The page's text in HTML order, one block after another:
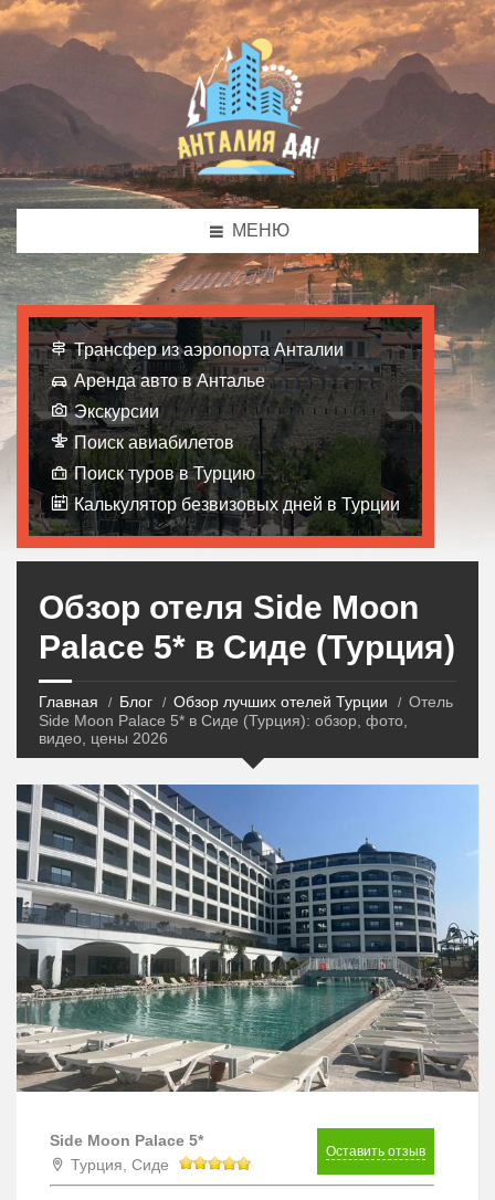
МЕНЮ
Трансфер из аэропорта Анталии
Аренда авто в Анталье
Экскурсии
Поиск авиабилетов
Поиск туров в Турцию
Калькулятор безвизовых дней в Турции
Обзор отеля Side Moon
Palace 5* в Сиде (Турция)
Главная Блог Обзор лучших отелей Турции
Отель
Side Moon Palace 5* в Сиде (Турция): обзор, фото,
видео, цены 2026
Side Moon Palace 5*
Турция, Сиде
Оставить отзыв